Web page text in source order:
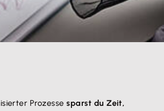
Prozessesparst du Zeit,